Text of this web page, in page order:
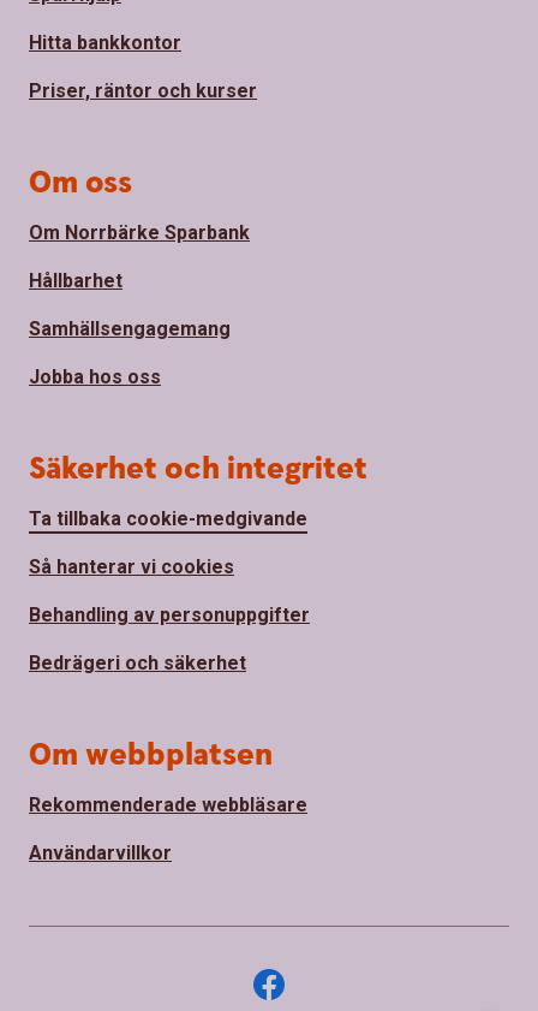
Hitta bankkontor
Priser, räntor och kurser
Om oss
Om Norrbärke Sparbank
Hållbarhet
Samhällsengagemang
Jobba hos oss
Säkerhet och integritet
Ta tillbaka cookie-medgivande
Så hanterar vi cookies
Behandling av personuppgifter
Bedrägeri och säkerhet
Om webbplatsen
Rekommenderade webbläsare
Användarvillkor